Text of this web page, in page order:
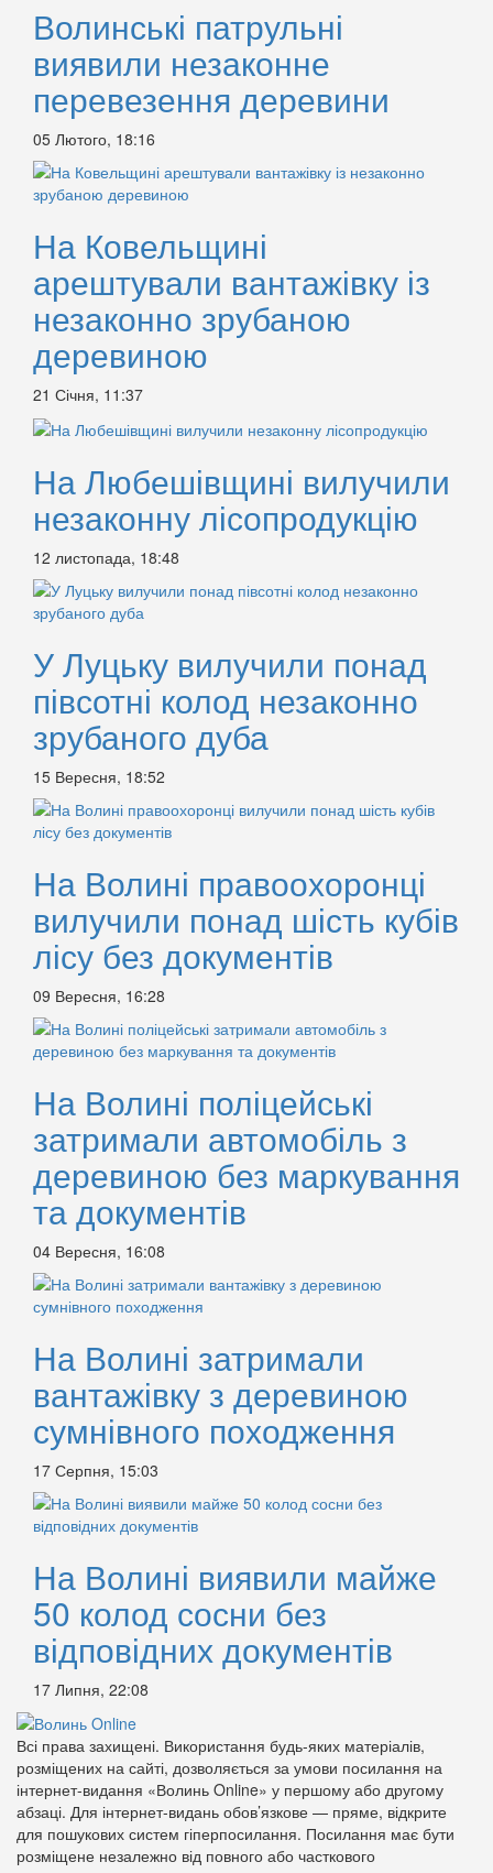
Волинські патрульні
виявили незаконне
перевезення деревини
05 Лютого, 18:16
На Ковельщині
арештували вантажівку із
незаконно зрубаною
деревиною
21 Січня, 11:37
На Любешівщині вилучили
незаконну лісопродукцію
12 листопада, 18:48
У Луцьку вилучили понад
півсотні колод незаконно
зрубаного дуба
15 Вересня, 18:52
На Волині правоохоронці
вилучили понад шість кубів
лісу без документів
09 Вересня, 16:28
На Волині поліцейські
затримали автомобіль з
деревиною без маркування
та документів
04 Вересня, 16:08
На Волині затримали
вантажівку з деревиною
сумнівного походження
17 Серпня, 15:03
На Волині виявили майже
50 колод сосни без
відповідних документів
17 Липня, 22:08
Всі права захищені. Використання будь-яких матеріалів,
розміщених на сайті, дозволяється за умови посилання на
інтернет-видання «Волинь Online» у першому або другому
абзаці. Для інтернет-видань обов’язкове — пряме, відкрите
для пошукових систем гіперпосилання. Посилання має бути
розміщене незалежно від повного або часткового